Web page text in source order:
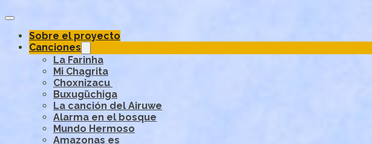
Sobre el proyecto
Canciones
La Farinha
Mi Chagrita
Choxnizacu
Buxugüchiga
La canción del Airuwe
Alarma en el bosque
Mundo Hermoso
Amazonas es